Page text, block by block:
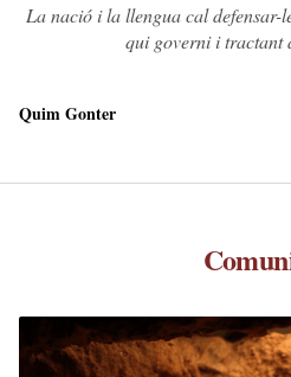
La nació i la llengua cal defensar-
qui governi i tractant
Quim Gonter